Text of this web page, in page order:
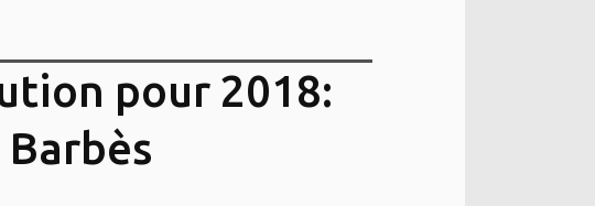
pour 2018: